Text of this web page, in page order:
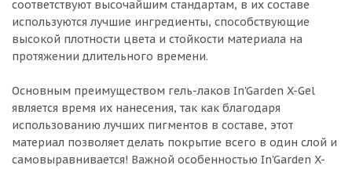
соответствуют высочайшим стандартам, в их составе
используются лучшие ингредиенты, способствующие
высокой плотности цвета и стойкости материала на
протяжении длительного времени.
Основным преимуществом гель-лаков In'Garden X-Gel
является время их нанесения, так как благодаря
использованию лучших пигментов в составе, этот
материал позволяет делать покрытие всего в один слой и
самовыравнивается! Важной особенностью In'Garden X-